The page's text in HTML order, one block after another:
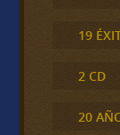
19
2 CD
20